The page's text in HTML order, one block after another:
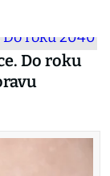
Do roku